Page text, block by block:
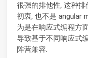
很强的排他性, 这种
初衷, 也不是 angular
为是在响应式编程方
导致基于不同响应式
阵营兼容.